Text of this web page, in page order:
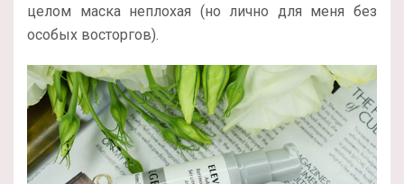
целом маска неплохая (но лично для меня без
особых восторгов).